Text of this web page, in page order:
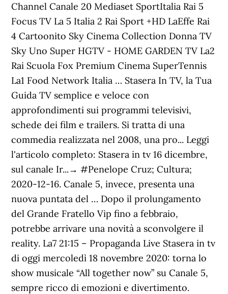
Channel Canale 20 Mediaset SportItalia Rai 5
Focus TV La 5 Italia 2 Rai Sport +HD LaEffe Rai
4 Cartoonito Sky Cinema Collection Donna TV
Sky Uno Super HGTV - HOME GARDEN TV La2
Rai Scuola Fox Premium Cinema SuperTennis
La1 Food Network Italia … Stasera In TV, la Tua
Guida TV semplice e veloce con
approfondimenti sui programmi televisivi,
schede dei film e trailers. Si tratta di una
commedia realizzata nel 2008, una pro... Leggi
l'articolo completo: Stasera in tv 16 dicembre,
sul canale Ir...→ #Penelope Cruz; Cultura;
2020-12-16. Canale 5, invece, presenta una
nuova puntata del … Dopo il prolungamento
del Grande Fratello Vip fino a febbraio,
potrebbe arrivare una novità a sconvolgere il
reality. La7 21:15 – Propaganda Live Stasera in tv
di oggi mercoledì 18 novembre 2020: torna lo
show musicale “All together now” su Canale 5,
sempre ricco di emozioni e divertimento.